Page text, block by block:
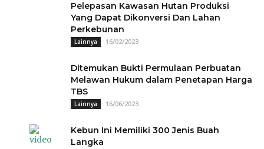
Pelepasan Kawasan Hutan Produksi
Yang Dapat Dikonversi Dan Lahan
Perkebunan
Lainnya 16/02/2023
Ditemukan Bukti Permulaan Perbuatan
Melawan Hukum dalam Penetapan Harga
TBS
Lainnya 16/06/2023
Kebun Ini Memiliki 300 Jenis Buah
Langka